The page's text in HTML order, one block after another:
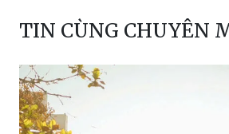
TIN CÙNG CHUYÊN